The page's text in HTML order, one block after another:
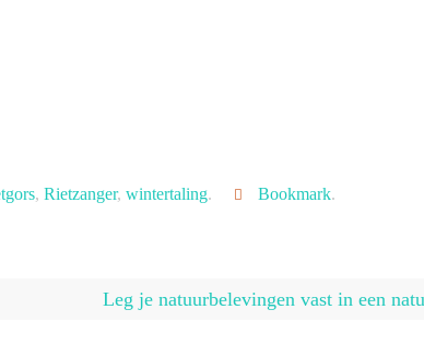
, Rietzanger, wintertaling. Bookmark.
Leg je natuurbelevingen vast in een